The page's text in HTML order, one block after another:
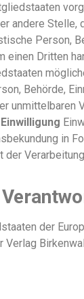
andere
Person,
Dritten
Behörde,
in
der